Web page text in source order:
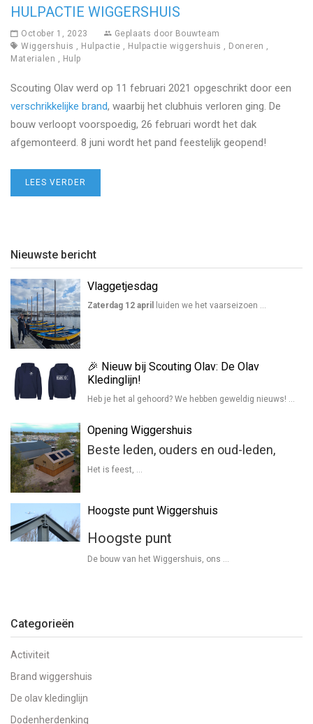
HULPACTIE WIGGERSHUIS
October 1, 2023 Geplaats door Bouwteam
Wiggershuis , Hulpactie , Hulpactie wiggershuis , Doneren ,
Materialen , Hulp
Scouting Olav werd op 11 februari 2021 opgeschrikt door een
verschrikkelijke brand, waarbij het clubhuis verloren ging. De
bouw verloopt voorspoedig, 26 februari wordt het dak
afgemonteerd. 8 juni wordt het pand feestelijk geopend!
LEES VERDER
Nieuwste bericht
Vlaggetjesdag
Zaterdag 12 april luiden we het vaarseizoen …
🎉 Nieuw bij Scouting Olav: De Olav
Kledinglijn!
Heb je het al gehoord? We hebben geweldig nieuws! …
Opening Wiggershuis
Beste leden, ouders en oud-leden,
Het is feest, …
Hoogste punt Wiggershuis
Hoogste punt
De bouw van het Wiggershuis, ons …
Categorieën
Activiteit
Brand wiggershuis
De olav kledinglijn
Dodenherdenking